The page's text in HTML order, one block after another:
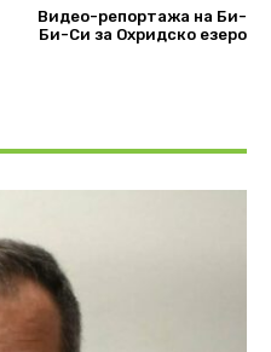
Видео-репортажа на Би-
Би-Си за Охридско езеро